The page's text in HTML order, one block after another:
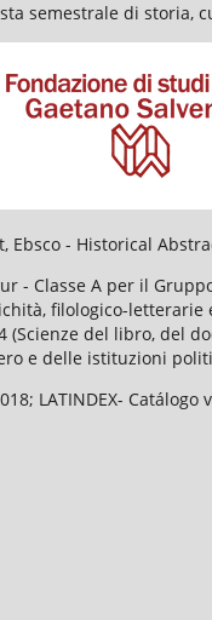
semestrale di storia,
Ebsco - Historical
- Classe A per il
filologico-
(Scienze del libro, del
e delle istituzioni
LATINDEX-